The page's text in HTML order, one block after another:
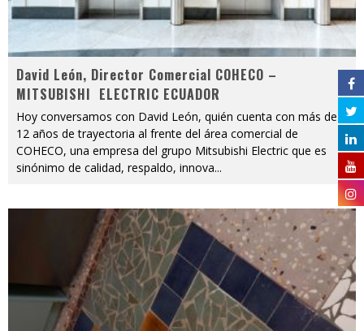
David León, Director Comercial COHECO –
MITSUBISHI ELECTRIC ECUADOR
Hoy conversamos con David León, quién cuenta con más de
12 años de trayectoria al frente del área comercial de
COHECO, una empresa del grupo Mitsubishi Electric que es
sinónimo de calidad, respaldo, innova...